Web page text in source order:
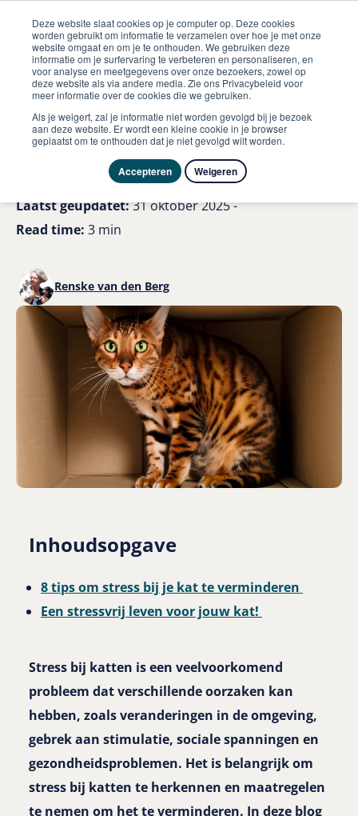
Deze website slaat cookies op je computer op. Deze cookies
worden gebruikt om informatie te verzamelen over hoe je met onze
website omgaat en om je te onthouden. We gebruiken deze
informatie om je surfervaring te verbeteren en personaliseren, en
voor analyse en meetgegevens over onze bezoekers, zowel op
deze website als via andere media. Zie ons Privacybeleid voor
meer informatie over de cookies die we gebruiken.
Als je weigert, zal je informatie niet worden gevolgd bij je bezoek
aan deze website. Er wordt een kleine cookie in je browser
geplaatst om te onthouden dat je niet gevolgd wilt worden.
Accepteren Weigeren
Kat Stress bij katten verminderen
Stress bij katten; zo kun je
dit verminderen!
Laatst geüpdatet:31 oktober 2025 -
Read time: 3 min
Renske van den Berg
Inhoudsopgave
8 tips om stress bij je kat te verminderen
Een stressvrij leven voor jouw kat!
Stress bij katten is een veelvoorkomend
probleem dat verschillende oorzaken kan
hebben, zoals veranderingen in de omgeving,
gebrek aan stimulatie, sociale spanningen en
gezondheidsproblemen. Het is belangrijk om
stress bij katten te herkennen en maatregelen
te nemen om het te verminderen. In deze blog